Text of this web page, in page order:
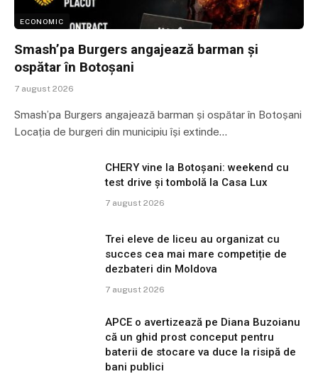
ECONOMIC
Smash’pa Burgers angajează barman și
ospătar în Botoșani
7 august 2026
Smash’pa Burgers angajează barman și ospătar în Botoșani
Locația de burgeri din municipiu își extinde…
CHERY vine la Botoșani: weekend cu
test drive și tombolă la Casa Lux
7 august 2026
Trei eleve de liceu au organizat cu
succes cea mai mare competiție de
dezbateri din Moldova
7 august 2026
APCE o avertizează pe Diana Buzoianu
că un ghid prost conceput pentru
baterii de stocare va duce la risipă de
bani publici